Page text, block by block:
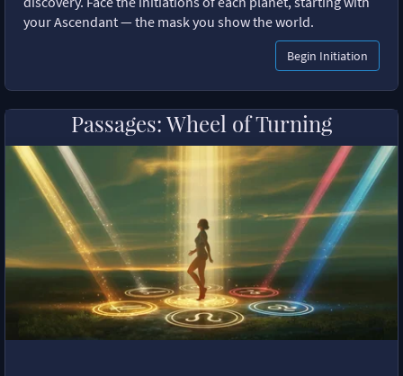
your Ascendant — the mask you show the world.
Begin Initiation
Passages: Wheel of Turning